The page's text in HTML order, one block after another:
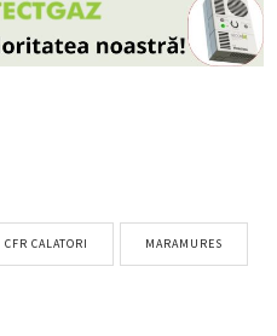
CFR CALATORI MARAMURES